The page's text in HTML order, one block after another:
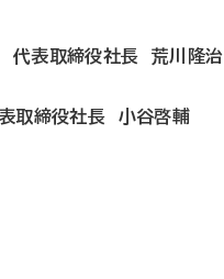
代表取締役社長 荒川隆治
表取締役社長 小谷啓輔